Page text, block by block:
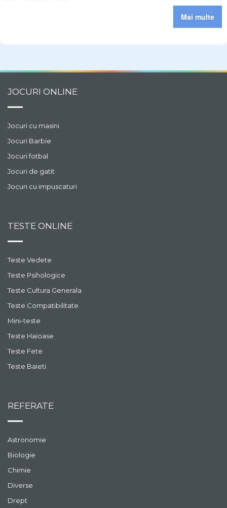
Mai multe
JOCURI ONLINE
Jocuri cu masini
Jocuri Barbie
Jocuri fotbal
Jocuri de gatit
Jocuri cu impuscaturi
TESTE ONLINE
Teste Vedete
Teste Psihologice
Teste Cultura Generala
Teste Compatibilitate
Mini-teste
Teste Haioase
Teste Fete
Teste Baieti
REFERATE
Astronomie
Biologie
Chimie
Diverse
Drept